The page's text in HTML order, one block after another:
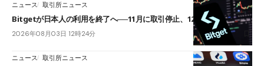
ニュース 取引所ニュース
Bitgetが日本人の利用を終了へ──11月に取引停止、12月末に強制決済
2026年08月03日 12時24分
ニュース 取引所ニュース